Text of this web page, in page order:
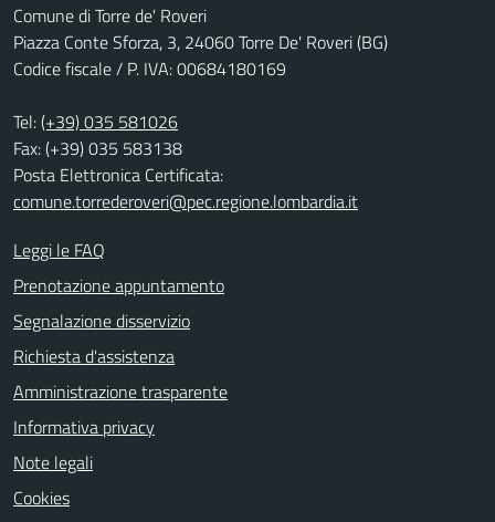
Comune di Torre de' Roveri
Piazza Conte Sforza, 3, 24060 Torre De' Roveri (BG)
Codice fiscale / P. IVA: 00684180169
Tel:(+39) 035 581026
Fax: (+39) 035 583138
Posta Elettronica Certificata:
comune.torrederoveri@pec.regione.lombardia.it
Leggi le FAQ
Prenotazione appuntamento
Segnalazione disservizio
Richiesta d'assistenza
Amministrazione trasparente
Informativa privacy
Note legali
Cookies